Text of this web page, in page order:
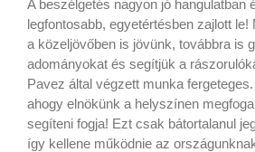
A beszélgetés nagyon jó hangulatban
legfontosabb, egyetértésben zajlott
a közeljövőben is jövünk, továbbra is
adományokat és segítjük a
Pavez által végzett munka
ahogy elnökünk a helyszínen
segíteni fogja! Ezt csak bátortalanul
így kellene működnie az